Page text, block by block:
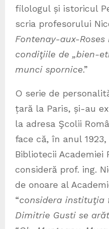
filologul și istoricul
scria profesorului
Fontenay-aux-
condiţiile de „bien-
munci spornice.”
O serie de
țară la Paris, și-au
la adresa Şcolii
face că, în anul
Bibliotecii Academiei
consideră prof. ing.
de onoare al
“considera instituţia
Dimitrie Gusti se